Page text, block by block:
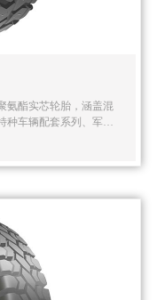
酯实芯轮胎，涵盖混
种车辆配套系列、军用